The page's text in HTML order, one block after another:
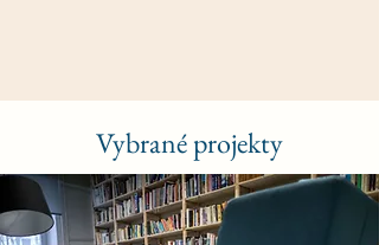
Vybrané projekty